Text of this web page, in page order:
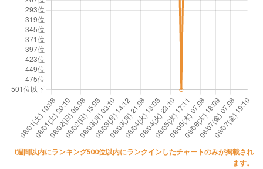
1週間以内にランキング500位以内にランクインしたチャートのみが掲載され
ます。